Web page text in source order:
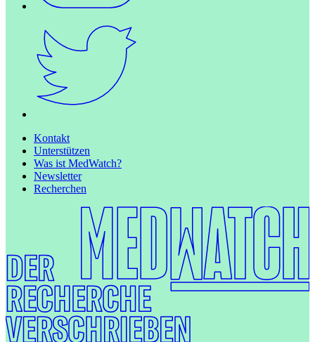
Kontakt
Unterstützen
Was ist MedWatch?
Newsletter
Recherchen